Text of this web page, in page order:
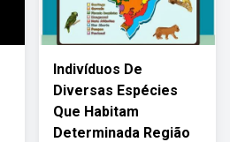
Indivíduos De
Diversas Espécies
Que Habitam
Determinada Região